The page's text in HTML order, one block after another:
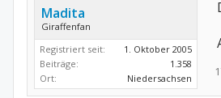
Madita
Giraffenfan
Registriert seit:
1. Oktober 2005
Beiträge:
1.358
Ort:
Niedersachsen